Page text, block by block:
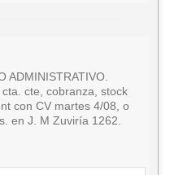
ADMINISTRATIVO.
cte, cobranza, stock
con CV martes 4/08, o
en J. M Zuviría 1262.